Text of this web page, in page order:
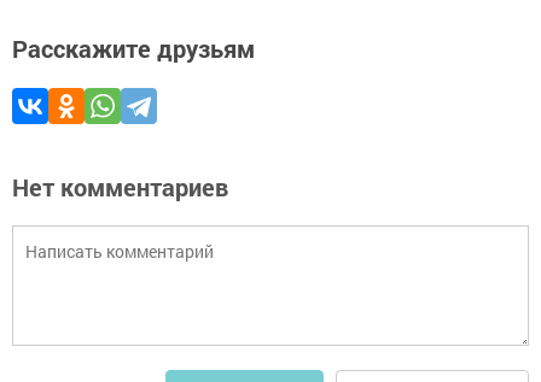
Расскажите друзьям
Нет комментариев